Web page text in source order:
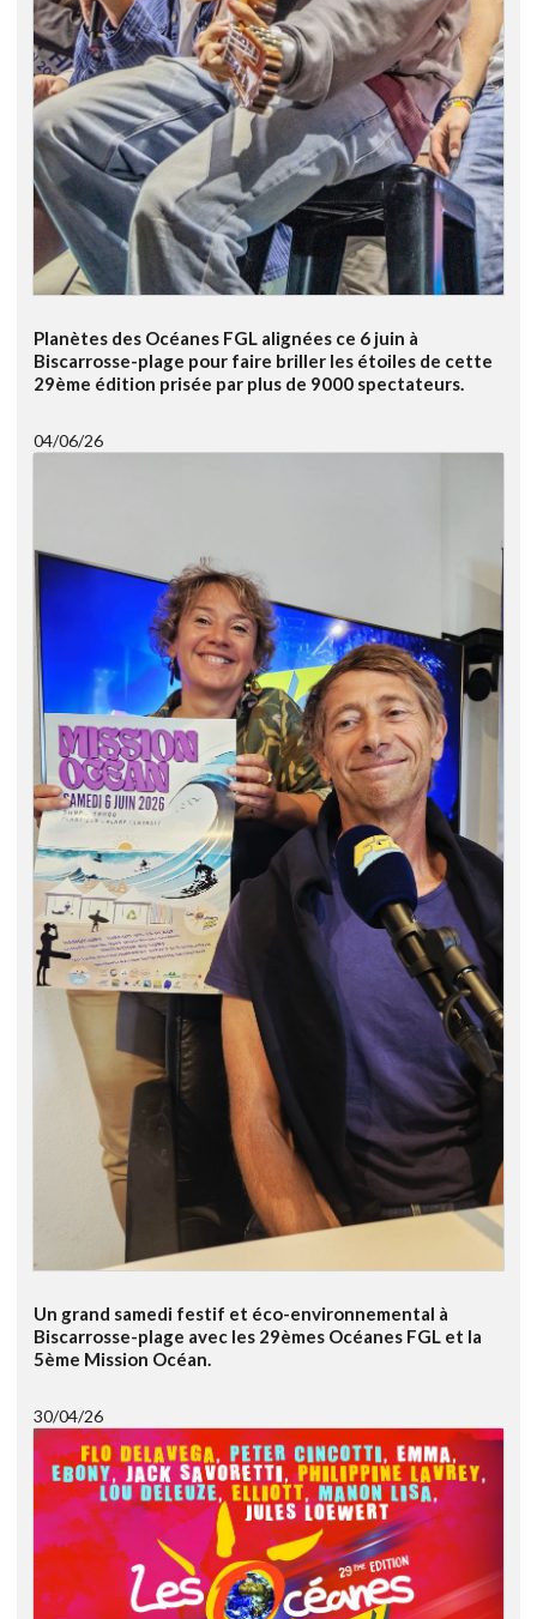
Planètes des Océanes FGL alignées ce 6 juin à
Biscarrosse-plage pour faire briller les étoiles de cette
29ème édition prisée par plus de 9000 spectateurs.
04/06/26
Un grand samedi festif et éco-environnemental à
Biscarrosse-plage avec les 29èmes Océanes FGL et la
5ème Mission Océan.
30/04/26